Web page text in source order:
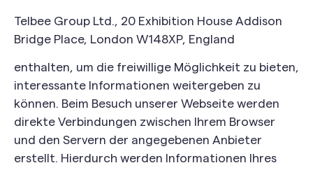
Telbee Group Ltd., 20 Exhibition House Addison
Bridge Place, London W148XP, England
enthalten, um die freiwillige Möglichkeit zu bieten,
interessante Informationen weitergeben zu
können. Beim Besuch unserer Webseite werden
direkte Verbindungen zwischen Ihrem Browser
und den Servern der angegebenen Anbieter
erstellt. Hierdurch werden Informationen Ihres